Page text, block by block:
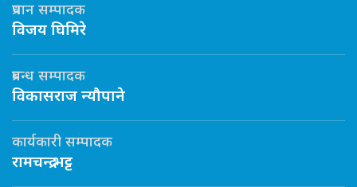
प्रधान सम्पादक
विजय घिमिरे
प्रबन्ध सम्पादक
विकासराज न्यौपाने
कार्यकारी सम्पादक
रामचन्द्र भट्ट